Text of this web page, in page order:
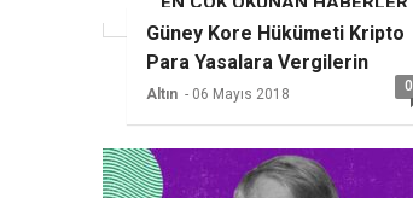
Güney Kore Hükümeti Kripto
Para Yasalara Vergilerin
Getireceğini Açıkladı
Altın - 06 Mayıs 2018 0